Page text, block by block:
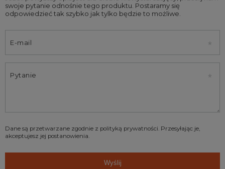
swoje pytanie odnośnie tego produktu. Postaramy się
odpowiedzieć tak szybko jak tylko będzie to możliwe.
E-mail
Pytanie
Dane są przetwarzane zgodnie z polityką prywatności. Przesyłając je,
akceptujesz jej postanowienia.
Wyślij